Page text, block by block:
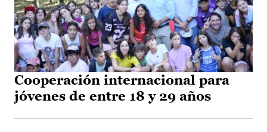
Cooperación internacional para
jóvenes de entre 18 y 29 años